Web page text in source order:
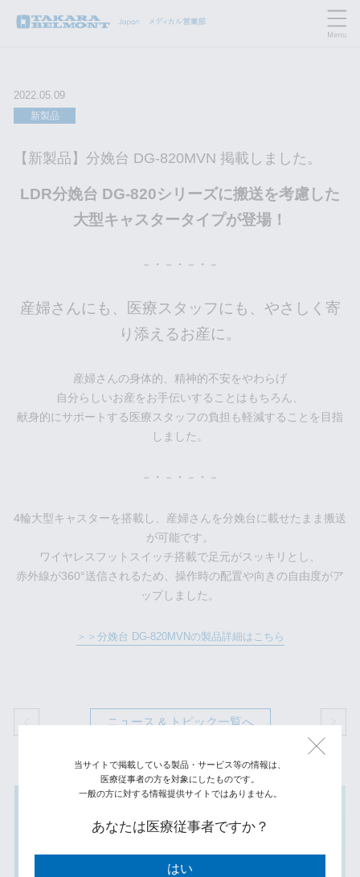
当サイトで掲載している製品・サービス等の情報は、
医療従事者の方を対象にしたものです。
一般の方に対する情報提供サイトではありません。
あなたは医療従事者ですか？
はい
2022.05.09
新製品
【新製品】分娩台 DG-820MVN 掲載しました。
LDR分娩台 DG-820シリーズに搬送を考慮した
大型キャスタータイプが登場！
－・－・－・－
産婦さんにも、医療スタッフにも、やさしく寄
り添えるお産に。
産婦さんの身体的、精神的不安をやわらげ
自分らしいお産をお手伝いすることはもちろん、
献身的にサポートする医療スタッフの負担も軽減することを目指
しました。
－・－・－・－
4輪大型キャスターを搭載し、産婦さんを分娩台に載せたまま搬送
が可能です。
ワイヤレスフットスイッチ搭載で足元がスッキリとし、
赤外線が360°送信されるため、操作時の配置や向きの自由度がア
ップしました。
＞＞分娩台 DG-820MVNの製品詳細はこちら
ニュース & トピック一覧へ